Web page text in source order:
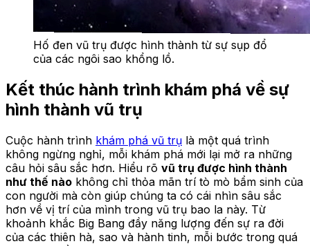
Hố đen vũ trụ được hình thành từ sự sụp đổ
của các ngôi sao khổng lồ.
Kết thúc hành trình khám phá về sự
hình thành vũ trụ
Cuộc hành trình khám phá vũ trụ là một quá trình
không ngừng nghỉ, mỗi khám phá mới lại mở ra những
câu hỏi sâu sắc hơn. Hiểu rõ vũ trụ được hình thành
như thế nào không chỉ thỏa mãn trí tò mò bẩm sinh của
con người mà còn giúp chúng ta có cái nhìn sâu sắc
hơn về vị trí của mình trong vũ trụ bao la này. Từ
khoảnh khắc Big Bang đầy năng lượng đến sự ra đời
của các thiên hà, sao và hành tinh, mỗi bước trong quá